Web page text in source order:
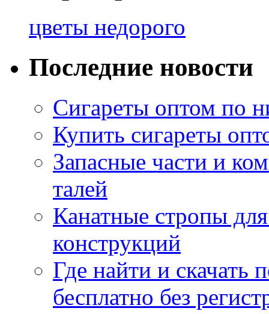
цветы недорого
Последние новости
Сигареты оптом по
Купить сигареты
Запасные части и
талей
Канатные стропы
конструкций
Где найти и
бесплатно без